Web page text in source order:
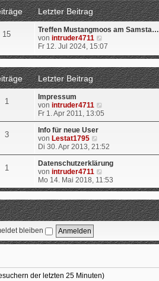
s
t
e
r
B
e
i
r
a
g
Letzter Beitrag
15
Treffen Mustangmoos am Samsta…
vonintruder4711
e
u
s
t
e
e
i
a
g
Fr 12. Jul 2024, 15:07
Letzter Beitrag
1
Impressum
vonintruder4711
e
u
t
e
r
e
i
r
a
g
Fr 1. Apr 2011, 13:05
3
Info für neue User
von Lestat1795
e
u
e
s
t
e
B
e
i
a
Di 30. Apr 2013, 21:52
1
Datenschutzerklärung
vonintruder4711
e
u
s
t
e
e
Mo 14. Mai 2018, 11:53
bleiben
der letzten 25 Minuten)